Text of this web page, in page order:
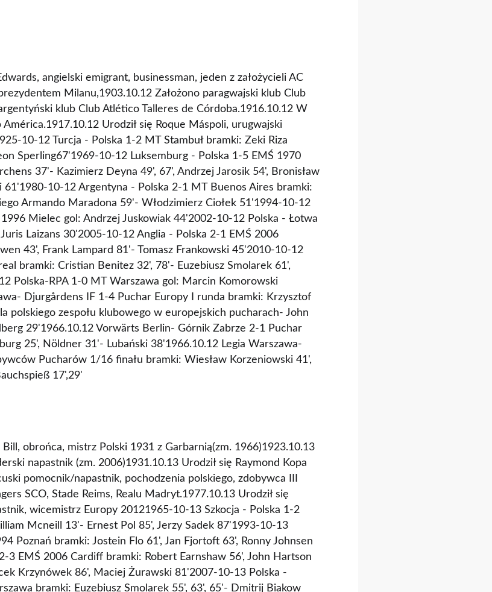
angielski emigrant, businessman, jeden z założycieli AC
Milanu,1903.10.12 Założono paragwajski klub Club
klub Club Atlético Talleres de Córdoba.1916.10.12 W
Urodził się Roque Máspoli, urugwajski
10-12 Turcja - Polska 1-2 MT Stambuł bramki: Zeki Riza
Sperling67'1969-10-12 Luksemburg - Polska 1-5 EMŚ 1970
37'- Kazimierz Deyna 49', 67', Andrzej Jarosik 54', Bronisław
61'1980-10-12 Argentyna - Polska 2-1 MT Buenos Aires bramki:
Armando Maradona 59'- Włodzimierz Ciołek 51'1994-10-12
Mielec gol: Andrzej Juskowiak 44'2002-10-12 Polska - Łotwa
Laizans 30'2005-10-12 Anglia - Polska 2-1 EMŚ 2006
43', Frank Lampard 81'- Tomasz Frankowski 45'2010-10-12
bramki: Cristian Benitez 32', 78'- Euzebiusz Smolarek 61',
Polska-RPA 1-0 MT Warszawa gol: Marcin Komorowski
Djurgårdens IF 1-4 Puchar Europy I runda bramki: Krzysztof
polskiego zespołu klubowego w europejskich pucharach- John
29'1966.10.12 Vorwärts Berlin- Górnik Zabrze 2-1 Puchar
25', Nöldner 31'- Lubański 38'1966.10.12 Legia Warszawa-
Pucharów 1/16 finału bramki: Wiesław Korzeniowski 41',
17',29'
obrońca, mistrz Polski 1931 z Garbarnią(zm. 1966)1923.10.13
napastnik (zm. 2006)1931.10.13 Urodził się Raymond Kopa
pomocnik/napastnik, pochodzenia polskiego, zdobywca III
SCO, Stade Reims, Realu Madryt.1977.10.13 Urodził się
wicemistrz Europy 20121965-10-13 Szkocja - Polska 1-2
Mcneill 13'- Ernest Pol 85', Jerzy Sadek 87'1993-10-13
Poznań bramki: Jostein Flo 61', Jan Fjortoft 63', Ronny Johnsen
3 EMŚ 2006 Cardiff bramki: Robert Earnshaw 56', John Hartson
Krzynówek 86', Maciej Żurawski 81'2007-10-13 Polska -
bramki: Euzebiusz Smolarek 55', 63', 65'- Dmitrij Biakow